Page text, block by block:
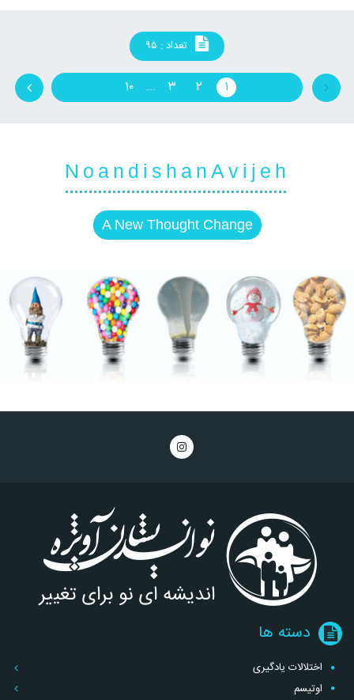
تعداد : ۹۵
۱ ۲ ۳ ... ۱۰
NoandishanAvijeh
A New Thought Change
دسته ها
اختلالات یادگیری
اوتیسم